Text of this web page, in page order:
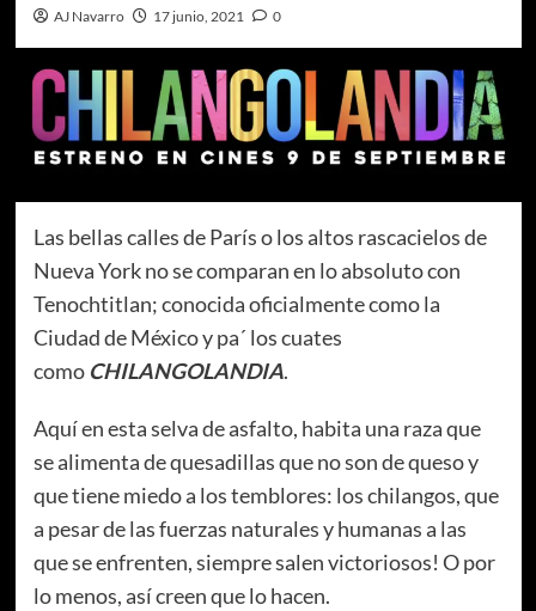
AJ Navarro 17 junio, 2021 0
Las bellas calles de París o los altos rascacielos de
Nueva York no se comparan en lo absoluto con
Tenochtitlan; conocida oficialmente como la
Ciudad de México y pa´ los cuates
como CHILANGOLANDIA.
Aquí en esta selva de asfalto, habita una raza que
se alimenta de quesadillas que no son de queso y
que tiene miedo a los temblores: los chilangos, que
a pesar de las fuerzas naturales y humanas a las
que se enfrenten, siempre salen victoriosos! O por
lo menos, así creen que lo hacen.